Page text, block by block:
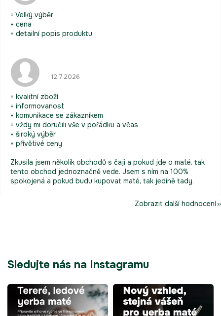
+ Velký výběr
+ cena
+ detailní popis produktu
12.7.2026
+ kvalitní zboží
+ informovanost
+ komunikace se zákazníkem
+ vždy mi doručili vše v pořádku a včas
+ široký výběr
+ přívětivé ceny
Zkusila jsem několik obchodů s čaji a pokud jde o maté, tak
tento obchod jednoznačně vede. Jsem s ním na 100%
spokojená a pokud budu kupovat maté, tak jedině tady.
Zobrazit další hodnocení
Sledujte nás na Instagramu